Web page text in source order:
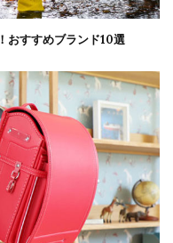
おすすめブランド10選